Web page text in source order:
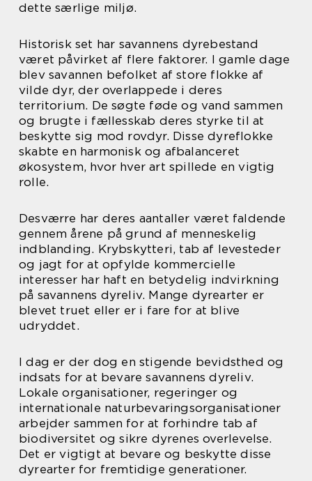
dette særlige miljø.
Historisk set har savannens dyrebestand
været påvirket af flere faktorer. I gamle dage
blev savannen befolket af store flokke af
vilde dyr, der overlappede i deres
territorium. De søgte føde og vand sammen
og brugte i fællesskab deres styrke til at
beskytte sig mod rovdyr. Disse dyreflokke
skabte en harmonisk og afbalanceret
økosystem, hvor hver art spillede en vigtig
rolle.
Desværre har deres aantaller været faldende
gennem årene på grund af menneskelig
indblanding. Krybskytteri, tab af levesteder
og jagt for at opfylde kommercielle
interesser har haft en betydelig indvirkning
på savannens dyreliv. Mange dyrearter er
blevet truet eller er i fare for at blive
udryddet.
I dag er der dog en stigende bevidsthed og
indsats for at bevare savannens dyreliv.
Lokale organisationer, regeringer og
internationale naturbevaringsorganisationer
arbejder sammen for at forhindre tab af
biodiversitet og sikre dyrenes overlevelse.
Det er vigtigt at bevare og beskytte disse
dyrearter for fremtidige generationer.